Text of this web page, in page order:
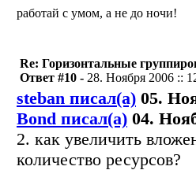
работай с умом, а не до ночи!
Re: Горизонтальные
Ответ #10 - 28. Ноября 2006 ::
steban писал(а) 05.
Bond писал(а) 04.
2. как увеличить
количество ресурсов?